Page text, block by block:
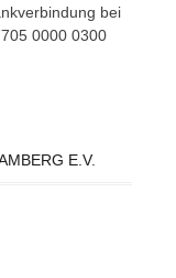
bei
0000 0300
E.V.